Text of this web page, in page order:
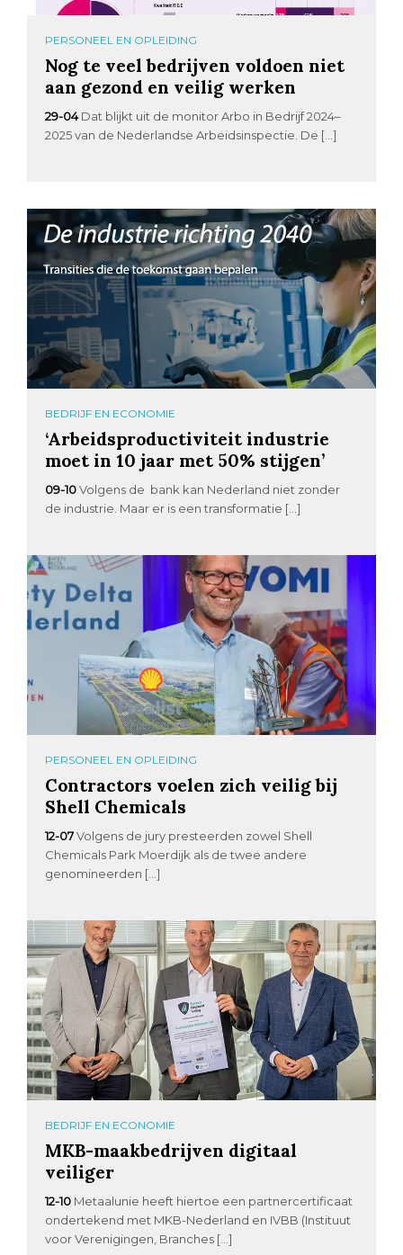
PERSONEEL EN OPLEIDING
Nog te veel bedrijven voldoen niet
aan gezond en veilig werken
29-04 Dat blijkt uit de monitor Arbo in Bedrijf 2024–
2025 van de Nederlandse Arbeidsinspectie. De […]
BEDRIJF EN ECONOMIE
‘Arbeidsproductiviteit industrie
moet in 10 jaar met 50% stijgen’
09-10 Volgens de bank kan Nederland niet zonder
de industrie. Maar er is een transformatie […]
PERSONEEL EN OPLEIDING
Contractors voelen zich veilig bij
Shell Chemicals
12-07 Volgens de jury presteerden zowel Shell
Chemicals Park Moerdijk als de twee andere
genomineerden […]
BEDRIJF EN ECONOMIE
MKB-maakbedrijven digitaal
veiliger
12-10 Metaalunie heeft hiertoe een partnercertificaat
ondertekend met MKB-Nederland en IVBB (Instituut
voor Verenigingen, Branches […]